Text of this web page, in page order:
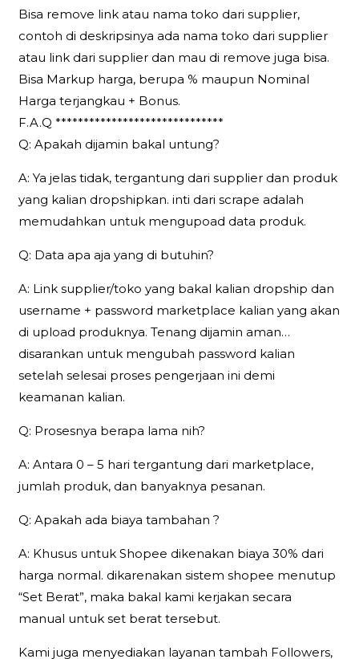
Bisa remove link atau nama toko dari supplier,
contoh di deskripsinya ada nama toko dari supplier
atau link dari supplier dan mau di remove juga bisa.
Bisa Markup harga, berupa % maupun Nominal
Harga terjangkau + Bonus.
F.A.Q ******************************
Q: Apakah dijamin bakal untung?
A: Ya jelas tidak, tergantung dari supplier dan produk
yang kalian dropshipkan. inti dari scrape adalah
memudahkan untuk mengupoad data produk.
Q: Data apa aja yang di butuhin?
A: Link supplier/toko yang bakal kalian dropship dan
username + password marketplace kalian yang akan
di upload produknya. Tenang dijamin aman…
disarankan untuk mengubah password kalian
setelah selesai proses pengerjaan ini demi
keamanan kalian.
Q: Prosesnya berapa lama nih?
A: Antara 0 – 5 hari tergantung dari marketplace,
jumlah produk, dan banyaknya pesanan.
Q: Apakah ada biaya tambahan ?
A: Khusus untuk Shopee dikenakan biaya 30% dari
harga normal. dikarenakan sistem shopee menutup
“Set Berat”, maka bakal kami kerjakan secara
manual untuk set berat tersebut.
Kami juga menyediakan layanan tambah Followers,